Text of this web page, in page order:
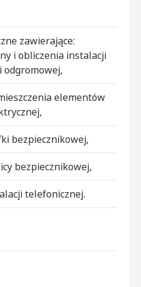
zawierające:
i obliczenia instalacji
elementów
bezpiecznikowej,
bezpiecznikowej,
telefonicznej.